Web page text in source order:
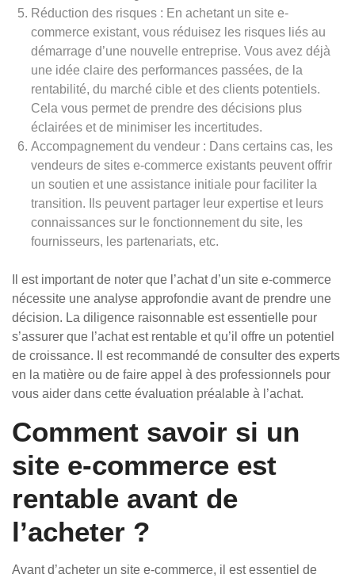
Réduction des risques : En achetant un site e-
commerce existant, vous réduisez les risques liés au
démarrage d’une nouvelle entreprise. Vous avez déjà
une idée claire des performances passées, de la
rentabilité, du marché cible et des clients potentiels.
Cela vous permet de prendre des décisions plus
éclairées et de minimiser les incertitudes.
Accompagnement du vendeur : Dans certains cas, les
vendeurs de sites e-commerce existants peuvent offrir
un soutien et une assistance initiale pour faciliter la
transition. Ils peuvent partager leur expertise et leurs
connaissances sur le fonctionnement du site, les
fournisseurs, les partenariats, etc.
Il est important de noter que l’achat d’un site e-commerce
nécessite une analyse approfondie avant de prendre une
décision. La diligence raisonnable est essentielle pour
s’assurer que l’achat est rentable et qu’il offre un potentiel
de croissance. Il est recommandé de consulter des experts
en la matière ou de faire appel à des professionnels pour
vous aider dans cette évaluation préalable à l’achat.
Comment savoir si un
site e-commerce est
rentable avant de
l’acheter ?
Avant d’acheter un site e-commerce, il est essentiel de